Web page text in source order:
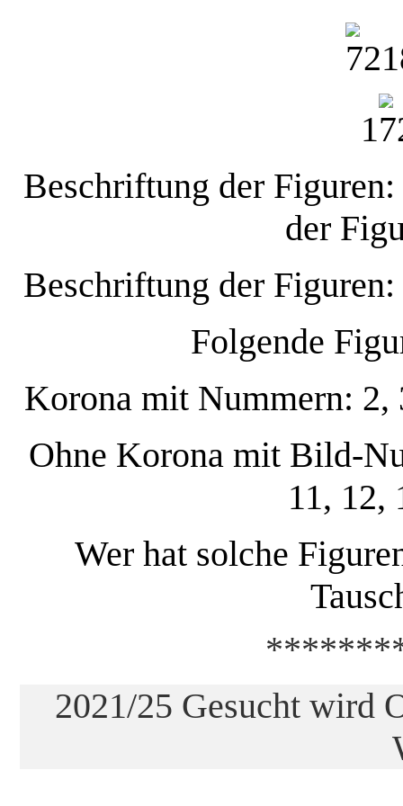
1
Beschriftung der
der
Beschriftung der
Folgende
Korona mit Nummern: 2,
Ohne Korona mit Bild-
11, 12,
Wer hat solche
2021/25 Gesucht wird